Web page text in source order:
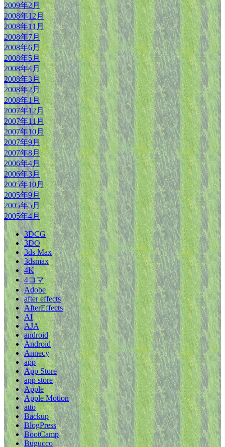
2009年2月
2008年12月
2008年11月
2008年7月
2008年6月
2008年5月
2008年4月
2008年3月
2008年2月
2008年1月
2007年12月
2007年11月
2007年10月
2007年9月
2007年8月
2006年4月
2006年3月
2005年10月
2005年9月
2005年5月
2005年4月
3DCG
3DO
3ds Max
3dsmax
4K
4コマ
Adobe
after effects
AfterEffects
AI
AJA
android
Android
Annecy
app
App Store
app store
Apple
Apple Motion
atto
Backup
BlogPress
BootCamp
Bugucco